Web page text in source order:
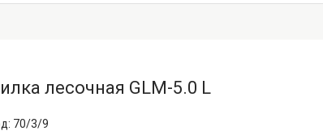
лесочная GLM-5.0 L
70/3/9